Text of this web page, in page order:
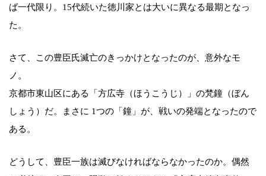
ば一代限り。15代続いた徳川家とは大いに異なる最期となっ
た。
さて、この豊臣氏滅亡のきっかけとなったのが、意外なモ
ノ。
京都市東山区にある「方広寺（ほうこうじ）」の梵鐘（ぼん
しょう）だ。まさに 1つの「鐘」が、戦いの発端となったので
ある。
どうして、豊臣一族は滅びなければならなかったのか。偶然